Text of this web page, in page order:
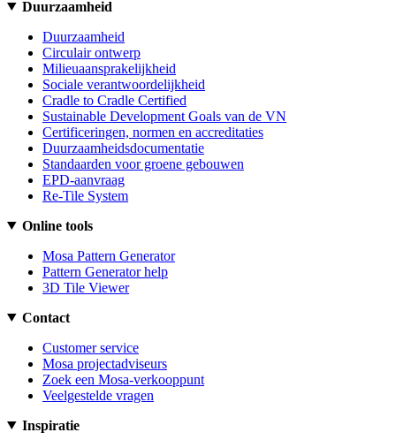
Duurzaamheid
Duurzaamheid
Circulair ontwerp
Milieuaansprakelijkheid
Sociale verantwoordelijkheid
Cradle to Cradle Certified
Sustainable Development Goals van de VN
Certificeringen, normen en accreditaties
Duurzaamheidsdocumentatie
Standaarden voor groene gebouwen
EPD-aanvraag
Re-Tile System
Online tools
Mosa Pattern Generator
Pattern Generator help
3D Tile Viewer
Contact
Customer service
Mosa projectadviseurs
Zoek een Mosa-verkooppunt
Veelgestelde vragen
Inspiratie